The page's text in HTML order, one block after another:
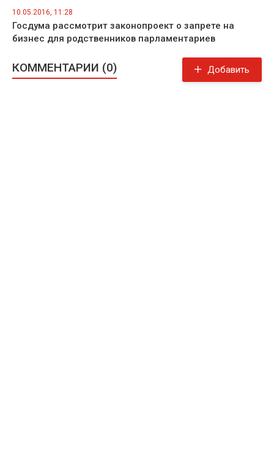
10.05.2016, 11:28
Госдума рассмотрит законопроект о запрете на
бизнес для родственников парламентариев
КОММЕНТАРИИ (0) Добавить